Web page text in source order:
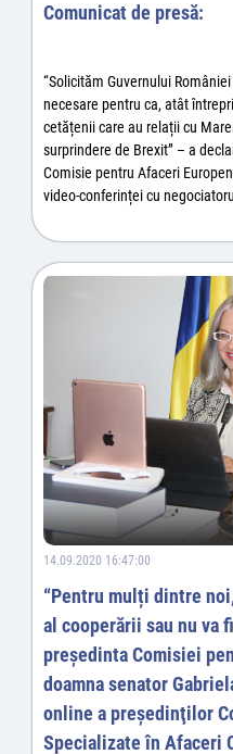
Comunicat de presă:
“Solicităm Guvernului
necesare pentru ca, atât
cetățenii care au relații cu
surprindere de Brexit” – a
Comisie pentru Afaceri
video-conferinței cu
14.09.2020 16:47:00
“Pentru mulți dintre
al cooperării sau nu va
președinta Comisiei
doamna senator
online a preşedinţilor
Specializate în Afaceri